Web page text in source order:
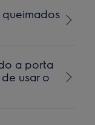
queimados
a porta
usar o